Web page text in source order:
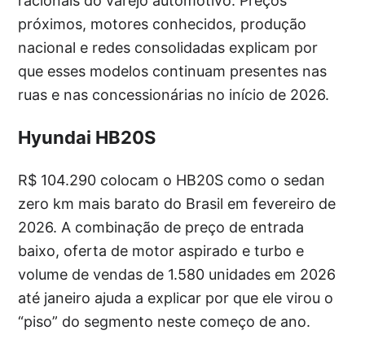
próximos, motores conhecidos, produção
nacional e redes consolidadas explicam por
que esses modelos continuam presentes nas
ruas e nas concessionárias no início de 2026.
Hyundai HB20S
R$ 104.290 colocam o HB20S como o sedan
zero km mais barato do Brasil em fevereiro de
2026. A combinação de preço de entrada
baixo, oferta de motor aspirado e turbo e
volume de vendas de 1.580 unidades em 2026
até janeiro ajuda a explicar por que ele virou o
“piso” do segmento neste começo de ano.